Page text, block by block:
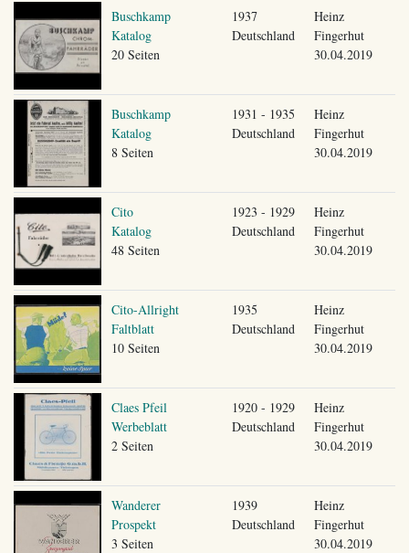
Buschkamp
Katalog
20 Seiten
1937
Deutschland
Heinz
Fingerhut
30.04.2019
Buschkamp
Katalog
8 Seiten
1931 - 1935
Deutschland
Heinz
Fingerhut
30.04.2019
Cito
Katalog
48 Seiten
1923 - 1929
Deutschland
Heinz
Fingerhut
30.04.2019
Cito-Allright
Faltblatt
10 Seiten
1935
Deutschland
Heinz
Fingerhut
30.04.2019
Claes Pfeil
Werbeblatt
2 Seiten
1920 - 1929
Deutschland
Heinz
Fingerhut
30.04.2019
Wanderer
Prospekt
3 Seiten
1939
Deutschland
Heinz
Fingerhut
30.04.2019